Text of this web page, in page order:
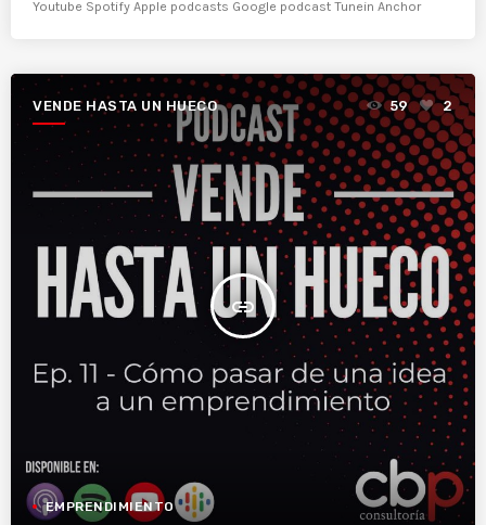
Youtube Spotify Apple podcasts Google podcast Tunein Anchor
VENDE HASTA UN HUECO
insert_link
59 2
EMPRENDIMIENTO